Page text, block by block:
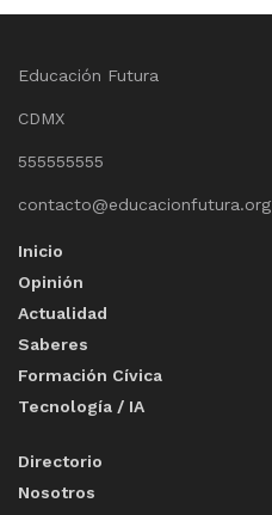
Educación Futura
CDMX
555555555
contacto@educacionfutura.org
Inicio
Opinión
Actualidad
Saberes
Formación Cívica
Tecnología / IA
Directorio
Nosotros